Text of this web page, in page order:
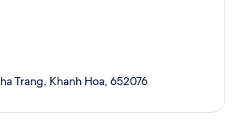
Trang, Khanh Hoa, 652076